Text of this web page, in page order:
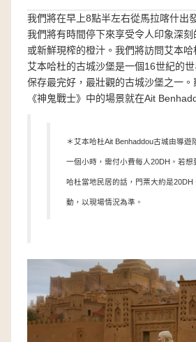
我們將在早上8點半左右從馬拉喀什出
我們將有時間停下來享受令人印象深
或新鮮現榨的橙汁。我們將訪問艾本哈
艾本哈杜的古城沙堡是一個16世紀的
保存最完好，最壯觀的古城沙堡之一
《神鬼戰士》中的場景就在Ait
＊艾本哈杜Ait Benhaddou古城由導遊
一個小時，需付小費每人20DH。若想
哈杜當地民居的話，門票大約是20DH
動，以現場情況為準。